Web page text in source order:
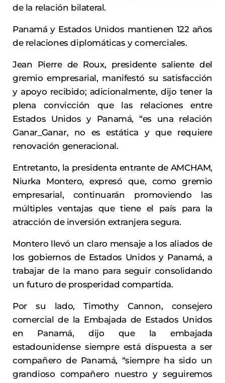
de la relación bilateral.
Panamá y Estados Unidos mantienen 122 años
de relaciones diplomáticas y comerciales.
Jean Pierre de Roux, presidente saliente del
gremio empresarial, manifestó su satisfacción
y apoyo recibido; adicionalmente, dijo tener la
plena convicción que las relaciones entre
Estados Unidos y Panamá, “es una relación
Ganar_Ganar, no es estática y que requiere
renovación generacional.
Entretanto, la presidenta entrante de AMCHAM,
Niurka Montero, expresó que, como gremio
empresarial, continuarán promoviendo las
múltiples ventajas que tiene el país para la
atracción de inversión extranjera segura.
Montero llevó un claro mensaje a los aliados de
los gobiernos de Estados Unidos y Panamá, a
trabajar de la mano para seguir consolidando
un futuro de prosperidad compartida.
Por su lado, Timothy Cannon, consejero
comercial de la Embajada de Estados Unidos
en Panamá, dijo que la embajada
estadounidense siempre está dispuesta a ser
compañero de Panamá, “siempre ha sido un
grandioso compañero nuestro y seguiremos